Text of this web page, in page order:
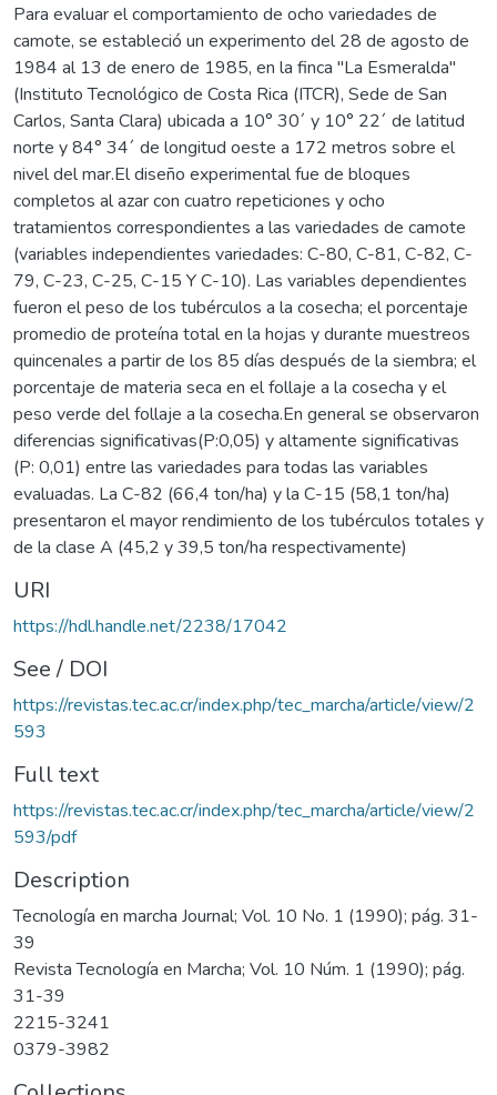
Para evaluar el comportamiento de ocho variedades de
camote, se estableció un experimento del 28 de agosto de
1984 al 13 de enero de 1985, en la finca "La Esmeralda"
(Instituto Tecnológico de Costa Rica (ITCR), Sede de San
Carlos, Santa Clara) ubicada a 10° 30´ y 10° 22´ de latitud
norte y 84° 34´ de longitud oeste a 172 metros sobre el
nivel del mar.El diseño experimental fue de bloques
completos al azar con cuatro repeticiones y ocho
tratamientos correspondientes a las variedades de camote
(variables independientes variedades: C-80, C-81, C-82, C-
79, C-23, C-25, C-15 Y C-10). Las variables dependientes
fueron el peso de los tubérculos a la cosecha; el porcentaje
promedio de proteína total en la hojas y durante muestreos
quincenales a partir de los 85 días después de la siembra; el
porcentaje de materia seca en el follaje a la cosecha y el
peso verde del follaje a la cosecha.En general se observaron
diferencias significativas(P:0,05) y altamente significativas
(P: 0,01) entre las variedades para todas las variables
evaluadas. La C-82 (66,4 ton/ha) y la C-15 (58,1 ton/ha)
presentaron el mayor rendimiento de los tubérculos totales y
de la clase A (45,2 y 39,5 ton/ha respectivamente)
URI
https://hdl.handle.net/2238/17042
See / DOI
https://revistas.tec.ac.cr/index.php/tec_marcha/article/view/2
593
Full text
https://revistas.tec.ac.cr/index.php/tec_marcha/article/view/2
593/pdf
Description
Tecnología en marcha Journal; Vol. 10 No. 1 (1990); pág. 31-
39
Revista Tecnología en Marcha; Vol. 10 Núm. 1 (1990); pág.
31-39
2215-3241
0379-3982